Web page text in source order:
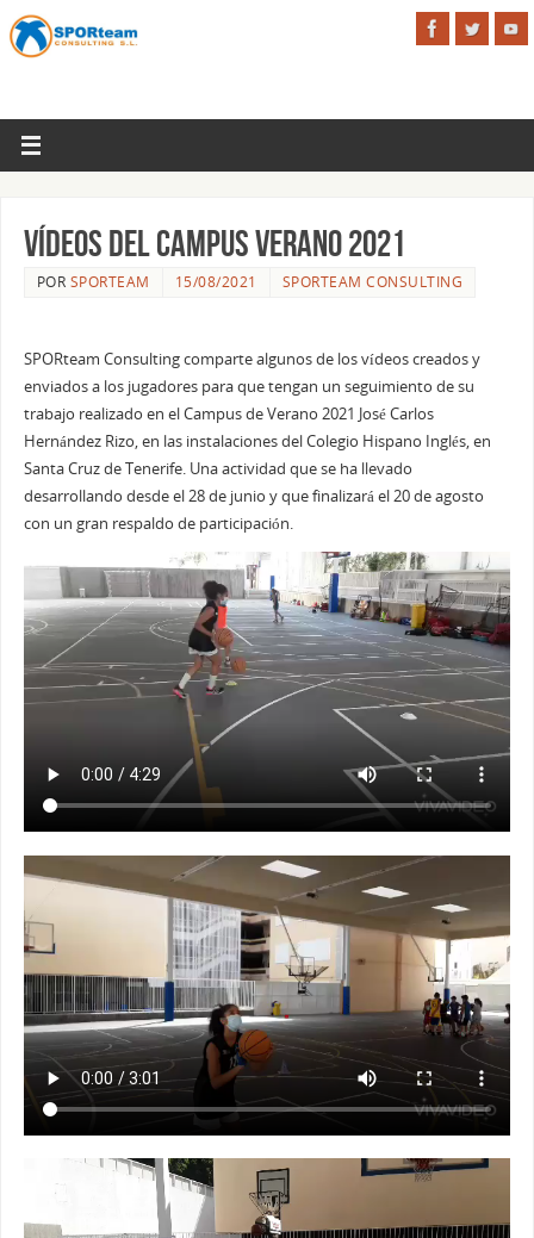
Vídeos del Campus Verano 2021
POR SPORTEAM 15/08/2021 SPORTEAM CONSULTING
SPORteam Consulting comparte algunos de los vídeos creados y
enviados a los jugadores para que tengan un seguimiento de su
trabajo realizado en el Campus de Verano 2021 José Carlos
Hernández Rizo, en las instalaciones del Colegio Hispano Inglés, en
Santa Cruz de Tenerife. Una actividad que se ha llevado
desarrollando desde el 28 de junio y que finalizará el 20 de agosto
con un gran respaldo de participación.